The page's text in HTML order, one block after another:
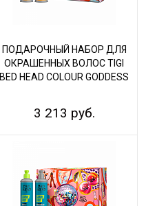
ПОДАРОЧНЫЙ НАБОР ДЛЯ
ОКРАШЕННЫХ ВОЛОС TIGI
BED HEAD COLOUR GODDESS
3 213 руб.